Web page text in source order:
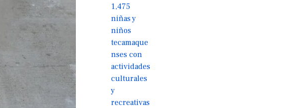
1,475
niñas y
niños
tecamaque
nses con
actividades
culturales
y
recreativas